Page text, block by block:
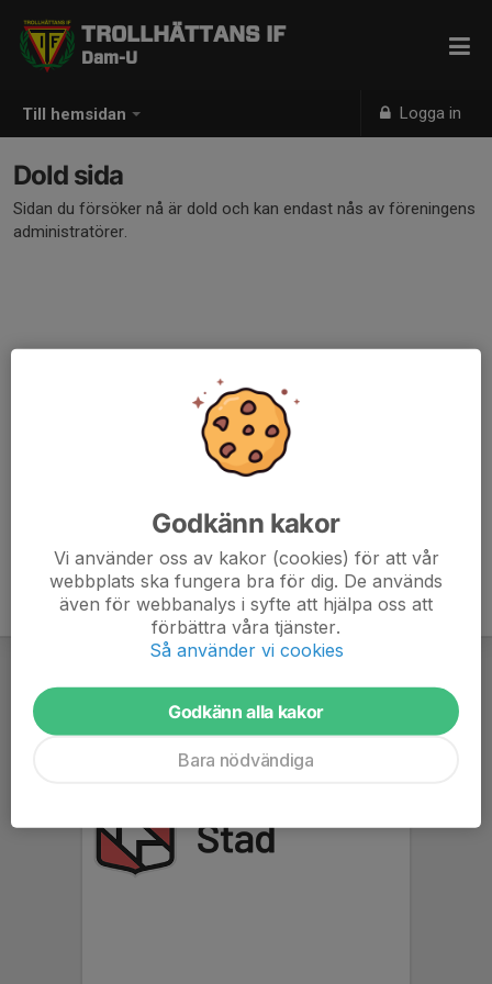
Till hemsidan Logga in
TROLLHÄTTANS IF
Dam-U
Dold sida
Sidan du försöker nå är dold och kan endast nås av föreningens
administratörer.
Godkänn kakor
Vi använder oss av kakor (cookies) för att vår
webbplats ska fungera bra för dig. De används
även för webbanalys i syfte att hjälpa oss att
förbättra våra tjänster.
Så använder vi cookies
Godkänn alla kakor
Bara nödvändiga